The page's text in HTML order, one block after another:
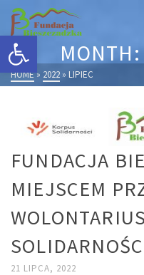
Otwórz pasek narzędzi
HOME» 2022 » LIPIEC
FUNDACJA
MIEJSCEM
21 LIPCA, 2022